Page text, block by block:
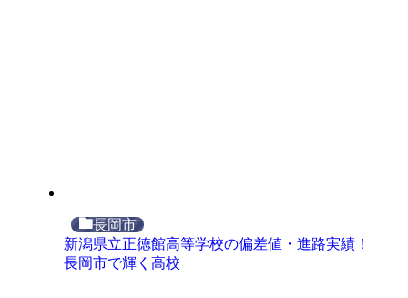
長岡市
新潟県立正徳館高等学校の偏差値・進路実績！
長岡市で輝く高校